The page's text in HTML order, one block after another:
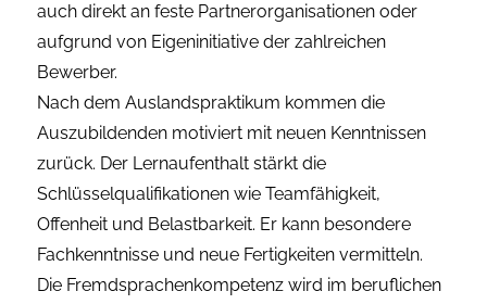
auch direkt an feste Partnerorganisationen oder
aufgrund von Eigeninitiative der zahlreichen
Bewerber.
Nach dem Auslandspraktikum kommen die
Auszubildenden motiviert mit neuen Kenntnissen
zurück. Der Lernaufenthalt stärkt die
Schlüsselqualifikationen wie Teamfähigkeit,
Offenheit und Belastbarkeit. Er kann besondere
Fachkenntnisse und neue Fertigkeiten vermitteln.
Die Fremdsprachenkompetenz wird im beruflichen